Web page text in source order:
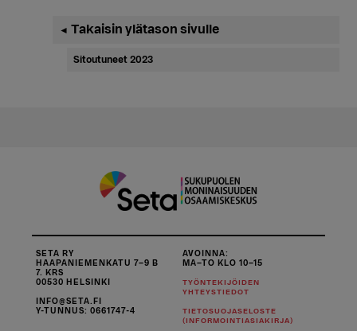
Ensisijainen
sivupalkki
◄ Takaisin ylätason sivulle
Sitoutuneet 2023
SETA RY
HAAPANIEMENKATU 7–9 B
7. KRS
00530 HELSINKI
INFO@SETA.FI
Y-TUNNUS: 0661747-4
AVOINNA:
MA–TO KLO 10–15
TYÖNTEKIJÖIDEN
YHTEYSTIEDOT
TIETOSUOJASELOSTE
(INFORMOINTIASIAKIRJA)